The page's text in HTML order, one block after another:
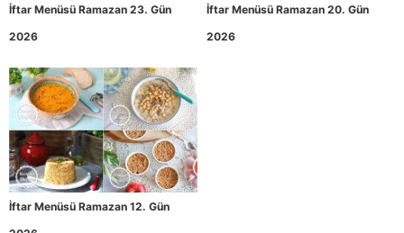
İftar Menüsü Ramazan 23. Gün
2026
İftar Menüsü Ramazan 20. Gün
2026
İftar Menüsü Ramazan 12. Gün